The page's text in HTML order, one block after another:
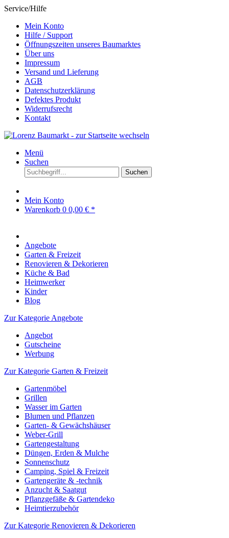
Service/Hilfe
Mein Konto
Hilfe / Support
Öffnungszeiten unseres Baumarktes
Über uns
Impressum
Versand und Lieferung
AGB
Datenschutzerklärung
Defektes Produkt
Widerrufsrecht
Kontakt
Menü
Suchen
Suchen
Mein Konto
Warenkorb 0 0,00 € *
Angebote
Garten & Freizeit
Renovieren & Dekorieren
Küche & Bad
Heimwerker
Kinder
Blog
Zur Kategorie Angebote
Angebot
Gutscheine
Werbung
Zur Kategorie Garten & Freizeit
Gartenmöbel
Grillen
Wasser im Garten
Blumen und Pflanzen
Garten- & Gewächshäuser
Weber-Grill
Gartengestaltung
Düngen, Erden & Mulche
Sonnenschutz
Camping, Spiel & Freizeit
Gartengeräte & -technik
Anzucht & Saatgut
Pflanzgefäße & Gartendeko
Heimtierzubehör
Zur Kategorie Renovieren & Dekorieren